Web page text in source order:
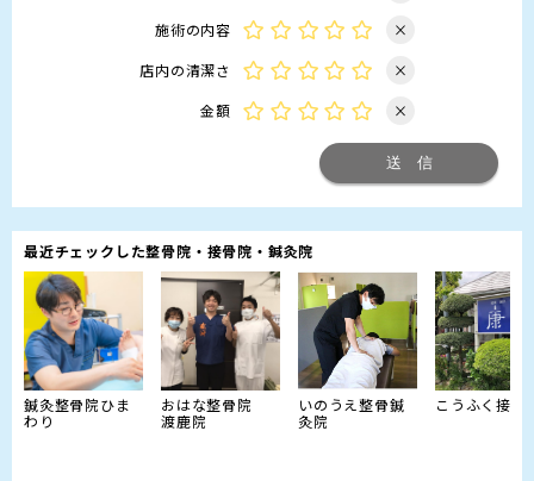
施術の内容
×
店内の清潔さ
×
金額
×
最近チェックした整骨院・接骨院・鍼灸院
鍼灸整骨院ひま
わり
おはな整骨院
渡鹿院
いのうえ整骨鍼
灸院
こうふく接骨